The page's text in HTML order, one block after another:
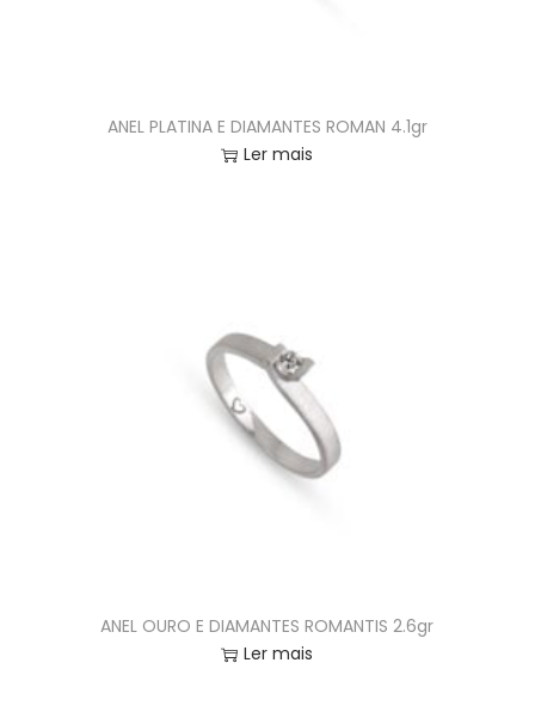
ANEL PLATINA E DIAMANTES ROMAN 4.1gr
Ler mais
ANEL OURO E DIAMANTES ROMANTIS 2.6gr
Ler mais